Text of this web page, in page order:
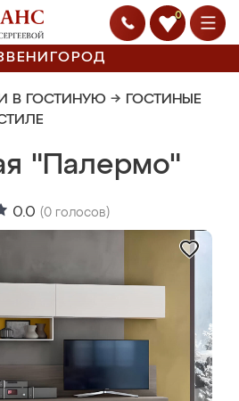
0
В ГОСТИНУЮ → ГОСТИНЫЕ
"Палермо"
0.0 (0 голосов)